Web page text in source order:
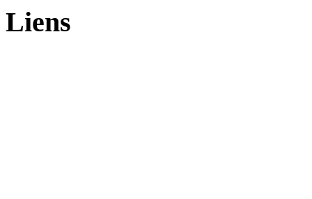
Liens